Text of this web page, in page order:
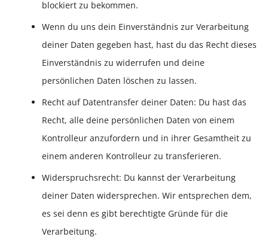
blockiert zu bekommen.
Wenn du uns dein Einverständnis zur Verarbeitung
deiner Daten gegeben hast, hast du das Recht dieses
Einverständnis zu widerrufen und deine
persönlichen Daten löschen zu lassen.
Recht auf Datentransfer deiner Daten: Du hast das
Recht, alle deine persönlichen Daten von einem
Kontrolleur anzufordern und in ihrer Gesamtheit zu
einem anderen Kontrolleur zu transferieren.
Widerspruchsrecht: Du kannst der Verarbeitung
deiner Daten widersprechen. Wir entsprechen dem,
es sei denn es gibt berechtigte Gründe für die
Verarbeitung.